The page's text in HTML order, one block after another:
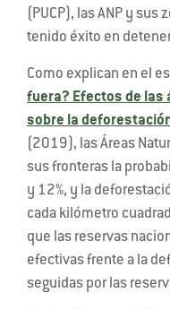
(PUCP), las ANP y
tenido éxito en
Como explican en el
fuera? Efectos de las
sobre la
(2019), las Áreas
sus fronteras la
y 12%, y la
cada kilómetro
que las reservas
efectivas frente a la
seguidas por las